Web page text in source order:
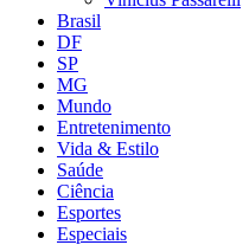
Brasil
DF
SP
MG
Mundo
Entretenimento
Vida & Estilo
Saúde
Ciência
Esportes
Especiais